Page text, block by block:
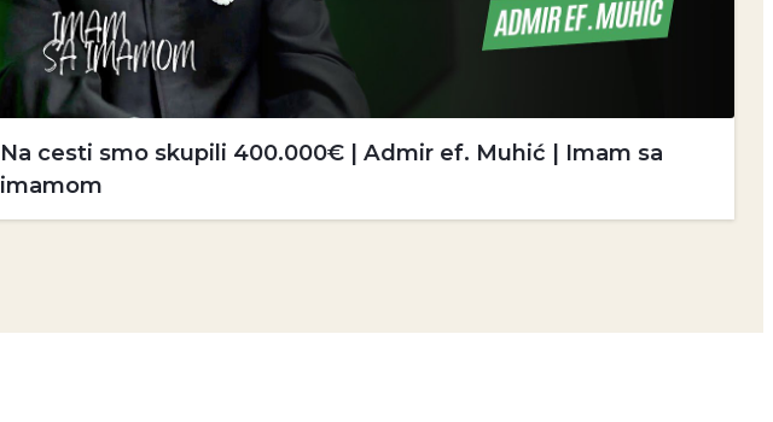
Na cesti smo skupili 400.000€ | Admir ef. Muhić | Imam sa
imamom